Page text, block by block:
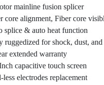
mainline fusion splicer
core alignment, Fiber core
splice & auto heat function
ruggedized for shock, dust, and
extended warranty
capacitive touch screen
less electrodes replacement